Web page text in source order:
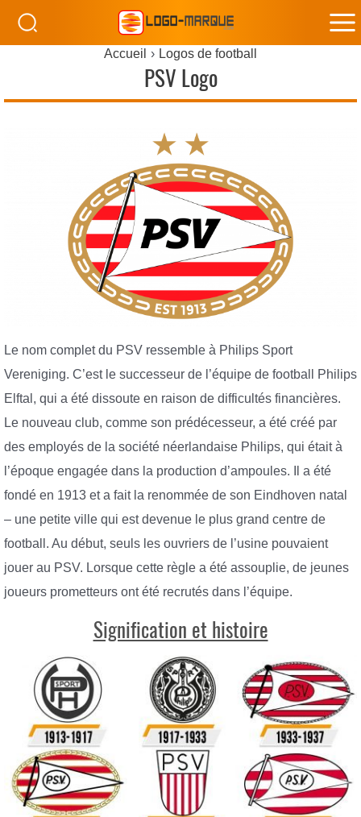
Accueil Logos de football
PSV Logo
Le nom complet du PSV ressemble à Philips Sport
Vereniging. C’est le successeur de l’équipe de football Philips
Elftal, qui a été dissoute en raison de difficultés financières.
Le nouveau club, comme son prédécesseur, a été créé par
des employés de la société néerlandaise Philips, qui était à
l’époque engagée dans la production d’ampoules. Il a été
fondé en 1913 et a fait la renommée de son Eindhoven natal
– une petite ville qui est devenue le plus grand centre de
football. Au début, seuls les ouvriers de l’usine pouvaient
jouer au PSV. Lorsque cette règle a été assouplie, de jeunes
joueurs prometteurs ont été recrutés dans l’équipe.
Signification et histoire